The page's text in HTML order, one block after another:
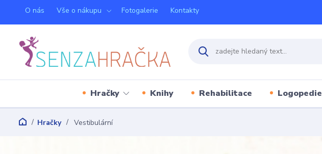
O nás Vše o nákupu Fotogalerie Kontakty
Hračky Knihy Rehabilitace Logopedie
Hračky Vestibulární